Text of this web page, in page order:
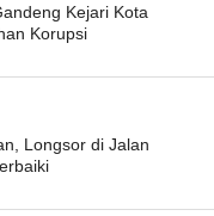
Kejari Kota
Korupsi
Longsor di Jalan